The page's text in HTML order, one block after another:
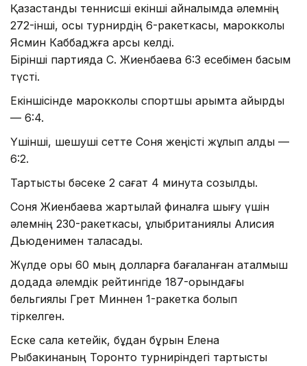
Қазақстандық теннисші екінші айналымда әлемнің
272-інші, осы турнирдің 6-ракеткасы, марокколық
Ясмин Каббаджға қарсы келді.
Бірінші партияда С. Жиенбаева 6:3 есебімен басым
түсті.
Екіншісінде марокколық спортшы қарымта қайырды
— 6:4.
Үшінші, шешуші сетте Соня жеңісті жұлып алды —
6:2.
Тартысты бәсеке 2 сағат 4 минутқа созылды.
Соня Жиенбаева жартылай финалға шығу үшін
әлемнің 230-ракеткасы, ұлыбританиялық Алисия
Дьюденимен таласады.
Жүлде қоры 60 мың долларға бағаланған аталмыш
додада әлемдік рейтингіде 187-орындағы
бельгиялық Грет Миннен 1-ракетка болып
тіркелген.
Еске сала кетейік, бұдан бұрын Елена
Рыбакинаның Торонто турниріндегі тартысты